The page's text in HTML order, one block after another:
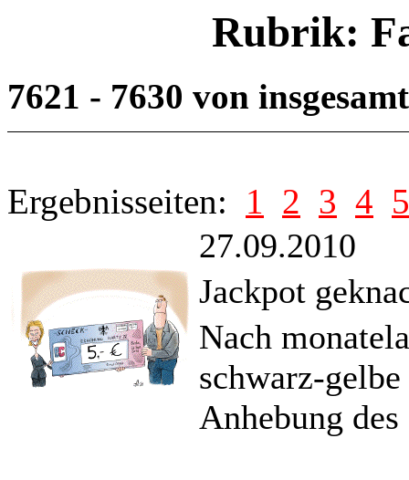
Rubrik:
7621 - 7630 von
Ergebnisseiten: 1 2 3 4 5
27.09.2010
Jackpot
Nach
schwarz-
Anhebung